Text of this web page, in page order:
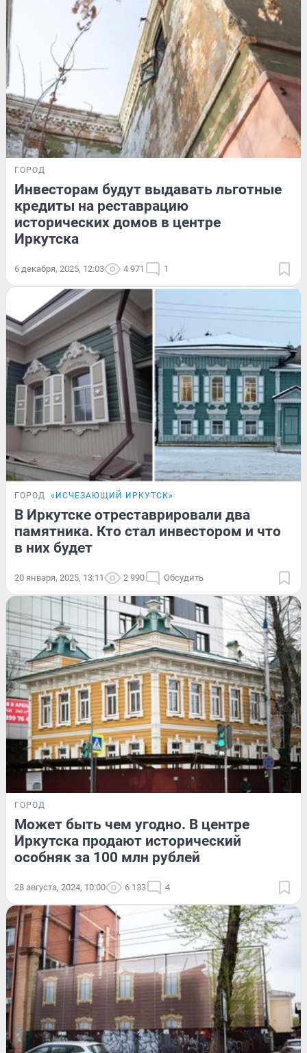
ГОРОД
Инвесторам будут выдавать льготные
кредиты на реставрацию
исторических домов в центре
Иркутска
6 декабря, 2025, 12:03 4 971 1
ГОРОД «ИСЧЕЗАЮЩИЙ ИРКУТСК»
В Иркутске отреставрировали два
памятника. Кто стал инвестором и что
в них будет
20 января, 2025, 13:11 2 990 Обсудить
ГОРОД
Может быть чем угодно. В центре
Иркутска продают исторический
особняк за 100 млн рублей
28 августа, 2024, 10:00 6 133 4